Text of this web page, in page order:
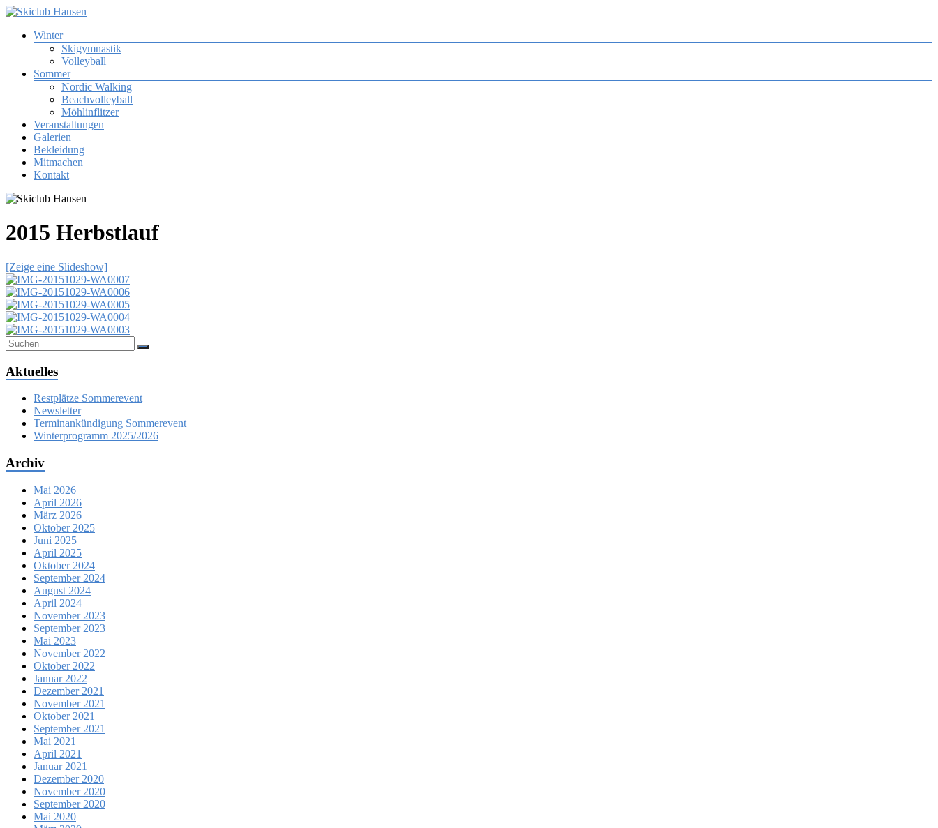
Zum
springen
Skiclub
Skiclub
Menü
Winter
Skigymnastik
Volleyball
Sommer
Nordic Walking
Beachvolleyball
Möhlinflitzer
Veranstaltungen
Galerien
Bekleidung
Mitmachen
Kontakt
2015 Herbstlauf
[Zeige eine Slideshow]
Aktuelles
Restplätze Sommerevent
Newsletter
Terminankündigung Sommerevent
Winterprogramm 2025/2026
Archiv
Mai 2026
April 2026
März 2026
Oktober 2025
Juni 2025
April 2025
Oktober 2024
September 2024
August 2024
April 2024
November 2023
September 2023
Mai 2023
November 2022
Oktober 2022
Januar 2022
Dezember 2021
November 2021
Oktober 2021
September 2021
Mai 2021
April 2021
Januar 2021
Dezember 2020
November 2020
September 2020
Mai 2020